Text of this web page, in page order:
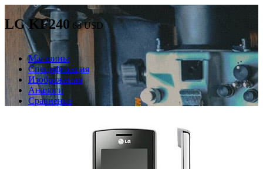
LG KF240 68USD
Магазины
Спецификация
Изображения
Аналоги
Сравнение